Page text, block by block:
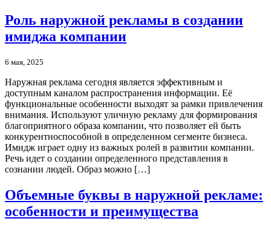
Роль наружной рекламы в создании
имиджа компании
6 мая, 2025
Наружная реклама сегодня является эффективным и
доступным каналом распространения информации. Её
функциональные особенности выходят за рамки привлечения
внимания. Используют уличную рекламу для формирования
благоприятного образа компании, что позволяет ей быть
конкурентноспособной в определенном сегменте бизнеса.
Имидж играет одну из важных ролей в развитии компании.
Речь идет о создании определенного представления в
сознании людей. Образ можно […]
Объемные буквы в наружной рекламе:
особенности и преимущества